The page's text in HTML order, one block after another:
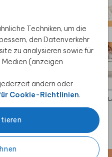
Techniken, um die
den Datenverkehr
zu analysieren sowie für
(anzeigen
ändern oder
Cookie-Richtlinien.